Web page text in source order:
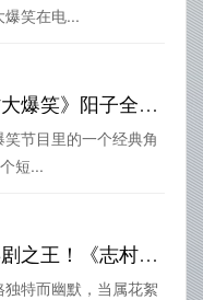
笑在电...
实拍下《志村大爆笑》阳子全名：志村健最搞笑瞬间
节目里的一个经典角
短...
来自日本的喜剧之王！《志村大爆笑》花絮完整版欢乐开心到飞起
特而幽默，当属花絮